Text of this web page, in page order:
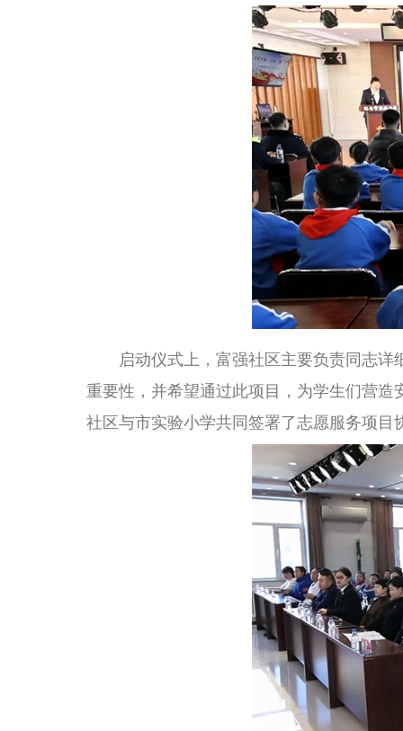
启动仪式上，富强社区主要负责同志详细
重要性，并希望通过此项目，为学生们营
社区与市实验小学共同签署了志愿服务项目